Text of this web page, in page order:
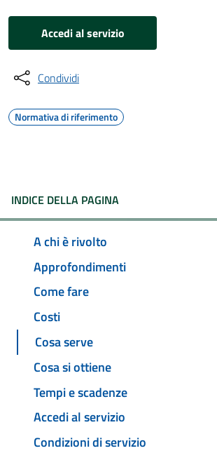
Accedi al servizio
Condividi
Normativa di riferimento
INDICE DELLA PAGINA
A chi è rivolto
Approfondimenti
Come fare
Costi
Cosa serve
Cosa si ottiene
Tempi e scadenze
Accedi al servizio
Condizioni di servizio